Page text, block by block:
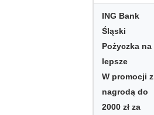
ING Bank
Śląski
Pożyczka na
lepsze
W promocji z
nagrodą do
2000 zł za